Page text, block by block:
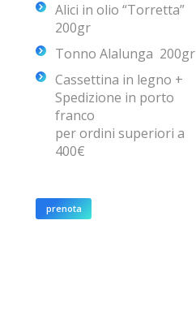
Alici in olio “Torretta”
200gr
Tonno Alalunga 200gr
Cassettina in legno +
Spedizione in porto
franco
per ordini superiori a
400€
prenota